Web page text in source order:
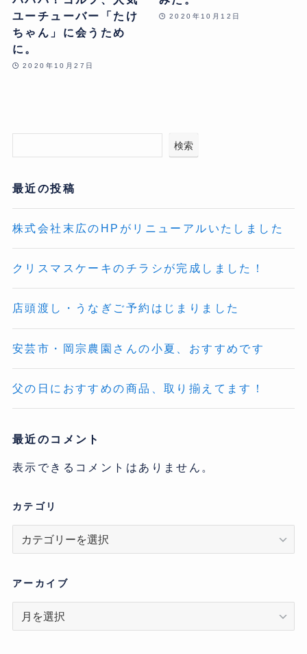
ユーチューバー「たけ
ちゃん」に会うため
に。
2020年10月27日
2020年10月12日
検索
最近の投稿
株式会社末広のHPがリニューアルいたしました
クリスマスケーキのチラシが完成しました！
店頭渡し・うなぎご予約はじまりました
安芸市・岡宗農園さんの小夏、おすすめです
父の日におすすめの商品、取り揃えてます！
最近のコメント
表示できるコメントはありません。
カテゴリ
リ
アーカイブ
ア